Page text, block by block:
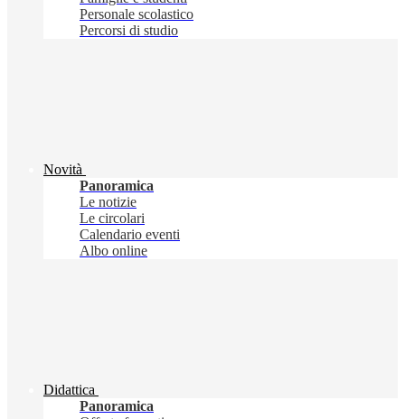
Personale scolastico
Percorsi di studio
Novità
Panoramica
Le notizie
Le circolari
Calendario eventi
Albo online
Didattica
Panoramica